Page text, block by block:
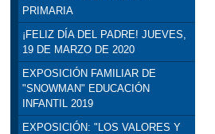
PRIMARIA
¡FELIZ DÍA DEL PADRE! JUEVES,
19 DE MARZO DE 2020
EXPOSICIÓN FAMILIAR DE
"SNOWMAN" EDUCACIÓN
INFANTIL 2019
EXPOSICIÓN: "LOS VALORES Y